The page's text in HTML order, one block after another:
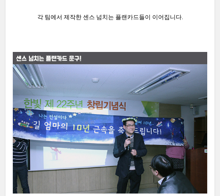
각 팀에서 제작한센스 넘치는 플랜카드들이 이어집니다.